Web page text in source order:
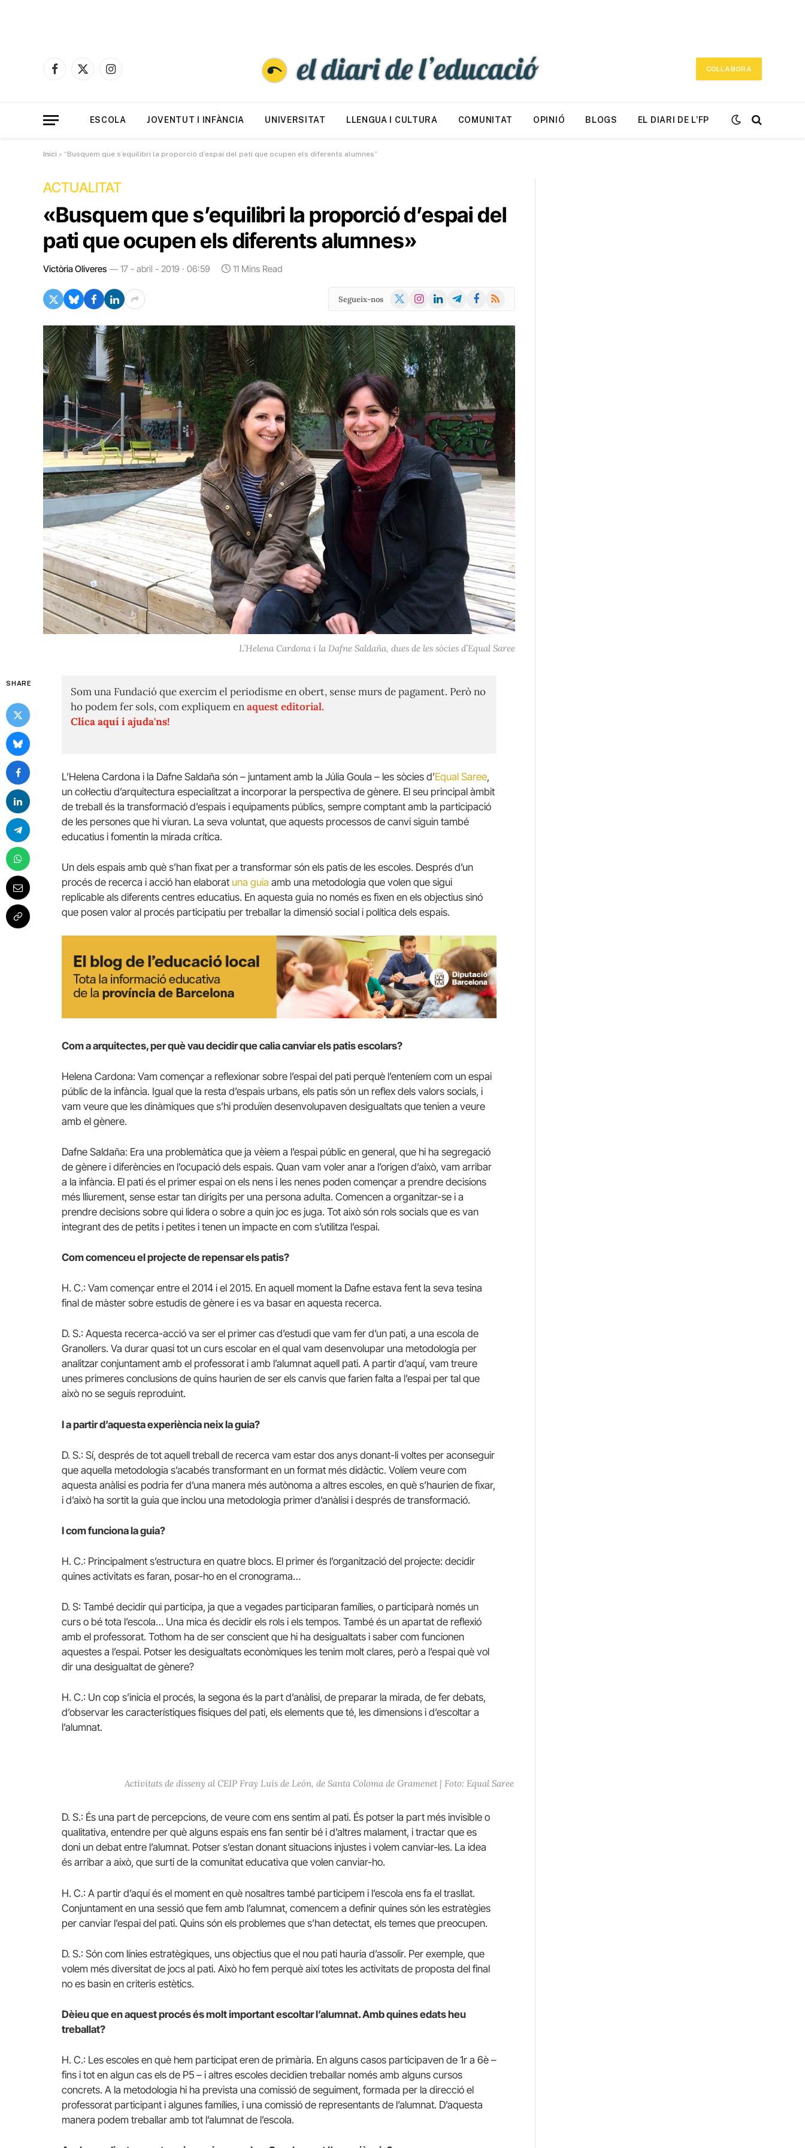
Facebook
X
Instagram
COL·LABORA
ESCOLA JOVENTUT I INFÀNCIA UNIVERSITAT LLENGUA I CULTURA COMUNITAT OPINIÓ BLOGS EL DIARI DE L’FP
Inici » “Busquem que s’equilibri la proporció d’espai del pati que ocupen els diferents alumnes”
ACTUALITAT
«Busquem que s’equilibri la proporció d’espai del
pati que ocupen els diferents alumnes»
Victòria Oliveres 17 - abril - 2019 · 06:59 11 Mins Read
Segueix-nos
X
Instagram
LinkedInTelegramFacebook
RSS
L’Helena Cardona i la Dafne Saldaña, dues de les sòcies d’Equal Saree
SHARE
Som una Fundació que exercim el periodisme en obert, sense murs de pagament. Però no
ho podem fer sols, com expliquem enaquest editorial.
Clica aquí i ajuda'ns!
L’Helena Cardona i la Dafne Saldaña són – juntament amb la Júlia Goula – les sòcies d’Equal Saree,
un col·lectiu d’arquitectura especialitzat a incorporar la perspectiva de gènere. El seu principal àmbit
de treball és la transformació d’espais i equipaments públics, sempre comptant amb la participació
de les persones que hi viuran. La seva voluntat, que aquests processos de canvi siguin també
educatius i fomentin la mirada crítica.
Un dels espais amb què s’han fixat per a transformar són els patis de les escoles. Després d’un
procés de recerca i acció han elaborat una guia amb una metodologia que volen que sigui
replicable als diferents centres educatius. En aquesta guia no només es fixen en els objectius sinó
que posen valor al procés participatiu per treballar la dimensió social i política dels espais.
Com a arquitectes, per què vau decidir que calia canviar els patis escolars?
Helena Cardona: Vam començar a reflexionar sobre l’espai del pati perquè l’enteníem com un espai
públic de la infància. Igual que la resta d’espais urbans, els patis són un reflex dels valors socials, i
vam veure que les dinàmiques que s’hi produïen desenvolupaven desigualtats que tenien a veure
amb el gènere.
Dafne Saldaña: Era una problemàtica que ja vèiem a l’espai públic en general, que hi ha segregació
de gènere i diferències en l’ocupació dels espais. Quan vam voler anar a l’origen d’això, vam arribar
a la infància. El pati és el primer espai on els nens i les nenes poden començar a prendre decisions
més lliurement, sense estar tan dirigits per una persona adulta. Comencen a organitzar-se i a
prendre decisions sobre qui lidera o sobre a quin joc es juga. Tot això són rols socials que es van
integrant des de petits i petites i tenen un impacte en com s’utilitza l’espai.
Com comenceu el projecte de repensar els patis?
H. C.: Vam començar entre el 2014 i el 2015. En aquell moment la Dafne estava fent la seva tesina
final de màster sobre estudis de gènere i es va basar en aquesta recerca.
D. S.: Aquesta recerca-acció va ser el primer cas d’estudi que vam fer d’un pati, a una escola de
Granollers. Va durar quasi tot un curs escolar en el qual vam desenvolupar una metodologia per
analitzar conjuntament amb el professorat i amb l’alumnat aquell pati. A partir d’aquí, vam treure
unes primeres conclusions de quins haurien de ser els canvis que farien falta a l’espai per tal que
això no se seguís reproduint.
I a partir d’aquesta experiència neix la guia?
D. S.: Sí, després de tot aquell treball de recerca vam estar dos anys donant-li voltes per aconseguir
que aquella metodologia s’acabés transformant en un format més didàctic. Volíem veure com
aquesta anàlisi es podria fer d’una manera més autònoma a altres escoles, en què s’haurien de fixar,
i d’això ha sortit la guia que inclou una metodologia primer d’anàlisi i després de transformació.
I com funciona la guia?
H. C.: Principalment s’estructura en quatre blocs. El primer és l’organització del projecte: decidir
quines activitats es faran, posar-ho en el cronograma…
D. S: També decidir qui participa, ja que a vegades participaran famílies, o participarà només un
curs o bé tota l’escola… Una mica és decidir els rols i els tempos. També és un apartat de reflexió
amb el professorat. Tothom ha de ser conscient que hi ha desigualtats i saber com funcionen
aquestes a l’espai. Potser les desigualtats econòmiques les tenim molt clares, però a l’espai què vol
dir una desigualtat de gènere?
H. C.: Un cop s’inicia el procés, la segona és la part d’anàlisi, de preparar la mirada, de fer debats,
d’observar les característiques físiques del pati, els elements que té, les dimensions i d’escoltar a
l’alumnat.
Activitats de disseny al CEIP Fray Luis de León, de Santa Coloma de Gramenet | Foto: Equal Saree
D. S.: És una part de percepcions, de veure com ens sentim al pati. És potser la part més invisible o
qualitativa, entendre per què alguns espais ens fan sentir bé i d’altres malament, i tractar que es
doni un debat entre l’alumnat. Potser s’estan donant situacions injustes i volem canviar-les. La idea
és arribar a això, que surti de la comunitat educativa que volen canviar-ho.
H. C.: A partir d’aquí és el moment en què nosaltres també participem i l’escola ens fa el trasllat.
Conjuntament en una sessió que fem amb l’alumnat, comencem a definir quines són les estratègies
per canviar l’espai del pati. Quins són els problemes que s’han detectat, els temes que preocupen.
D. S.: Són com línies estratègiques, uns objectius que el nou pati hauria d’assolir. Per exemple, que
volem més diversitat de jocs al pati. Això ho fem perquè així totes les activitats de proposta del final
no es basin en criteris estètics.
Dèieu que en aquest procés és molt important escoltar l’alumnat. Amb quines edats heu
treballat?
H. C.: Les escoles en què hem participat eren de primària. En alguns casos participaven de 1r a 6è –
fins i tot en algun cas els de P5 – i altres escoles decidien treballar només amb alguns cursos
concrets. A la metodologia hi ha prevista una comissió de seguiment, formada per la direcció el
professorat participant i algunes famílies, i una comissió de representants de l’alumnat. D’aquesta
manera podem treballar amb tot l’alumnat de l’escola.